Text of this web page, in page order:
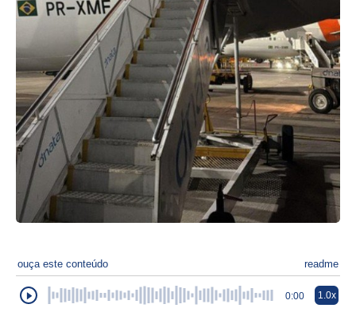
ouça este conteúdo readme
0:00 1.0x